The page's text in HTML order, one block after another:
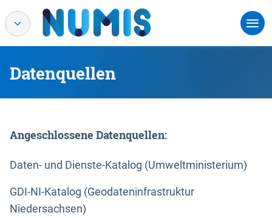
Datenquellen
Angeschlossene Datenquellen:
Daten- und Dienste-Katalog (Umweltministerium)
GDI-NI-Katalog (Geodateninfrastruktur
Niedersachsen)